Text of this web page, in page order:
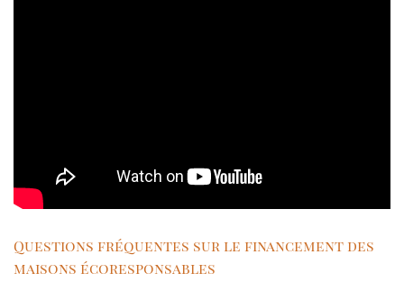
Questions fréquentes sur le financement des
maisons écoresponsables